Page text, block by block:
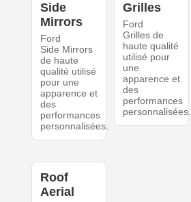
Side
Mirrors
Ford
Side Mirrors
de haute
qualité utilisé
pour une
apparence et
des
performances
personnalisées.
Grilles
Ford
Grilles de
haute qualité
utilisé pour
une
apparence et
des
performances
personnalisées.
Roof
Aerial